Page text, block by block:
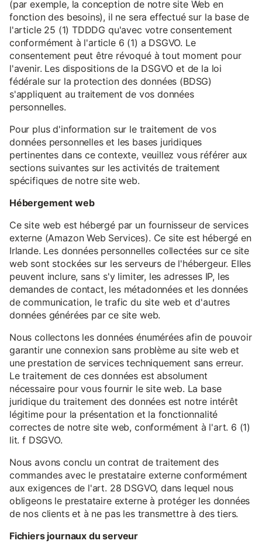
(par exemple, la conception de notre site Web en
fonction des besoins), il ne sera effectué sur la base de
l'article 25 (1) TDDDG qu'avec votre consentement
conformément à l'article 6 (1) a DSGVO. Le
consentement peut être révoqué à tout moment pour
l'avenir. Les dispositions de la DSGVO et de la loi
fédérale sur la protection des données (BDSG)
s'appliquent au traitement de vos données
personnelles.
Pour plus d'information sur le traitement de vos
données personnelles et les bases juridiques
pertinentes dans ce contexte, veuillez vous référer aux
sections suivantes sur les activités de traitement
spécifiques de notre site web.
Hébergement web
Ce site web est hébergé par un fournisseur de services
externe (Amazon Web Services). Ce site est hébergé en
Irlande. Les données personnelles collectées sur ce site
web sont stockées sur les serveurs de l'hébergeur. Elles
peuvent inclure, sans s'y limiter, les adresses IP, les
demandes de contact, les métadonnées et les données
de communication, le trafic du site web et d'autres
données générées par ce site web.
Nous collectons les données énumérées afin de pouvoir
garantir une connexion sans problème au site web et
une prestation de services techniquement sans erreur.
Le traitement de ces données est absolument
nécessaire pour vous fournir le site web. La base
juridique du traitement des données est notre intérêt
légitime pour la présentation et la fonctionnalité
correctes de notre site web, conformément à l'art. 6 (1)
lit. f DSGVO.
Nous avons conclu un contrat de traitement des
commandes avec le prestataire externe conformément
aux exigences de l'art. 28 DSGVO, dans lequel nous
obligeons le prestataire externe à protéger les données
de nos clients et à ne pas les transmettre à des tiers.
Fichiers journaux du serveur